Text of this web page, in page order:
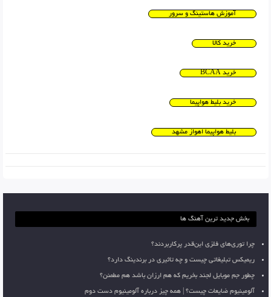
آموزش هاستینگ و سرور
خرید کالا
خرید BCAA
خرید بلیط هواپیما
بلیط هواپیما اهواز مشهد
بخش جدید ترین آهنگ ها
چرا توری‌های فلزی این‌قدر پرکاربردند؟
ریمیکس تبلیغاتی چیست و چه تاثیری در برندینگ دارد؟
چطور جم موبایل لجند بخریم که هم ارزان باشد هم مطمئن؟
آلومینیوم ضایعات چیست؟ | همه چیز درباره آلومینیوم دست دوم